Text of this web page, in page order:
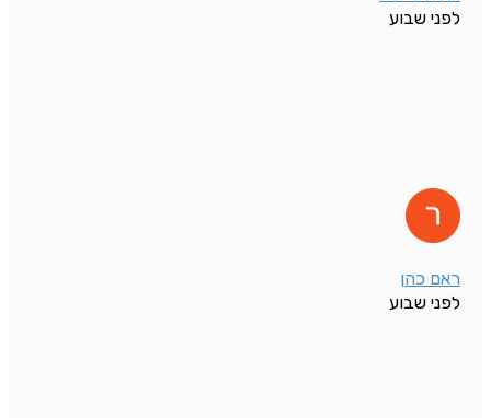
לפני שבוע
ראם כהן
לפני שבוע